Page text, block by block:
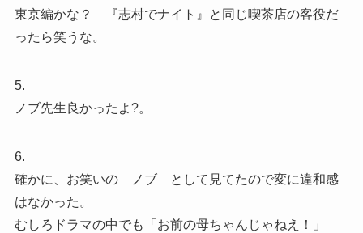
東京編かな？ 『志村でナイト』と同じ喫茶店の客役だ
ったら笑うな。
5.
ノブ先生良かったよ?。
6.
確かに、お笑いの ノブ として見てたので変に違和感
はなかった。
むしろドラマの中でも「お前の母ちゃんじゃねえ！」